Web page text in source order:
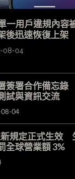
一用戶違規內容
後迅速恢復上架
08-04
簽署合作備忘
試與資訊交流
04
規定正式生效
球營業額 3%